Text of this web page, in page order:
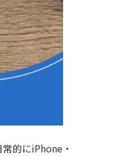
的にiPhone・